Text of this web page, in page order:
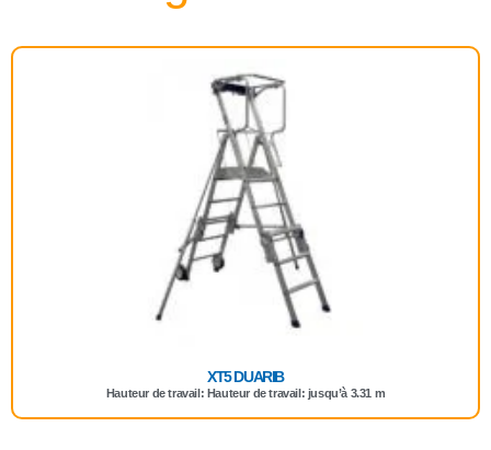
XT5 DUARIB
Hauteur de travail: Hauteur de travail: jusqu’à 3.31 m